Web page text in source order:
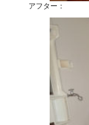
アフター：